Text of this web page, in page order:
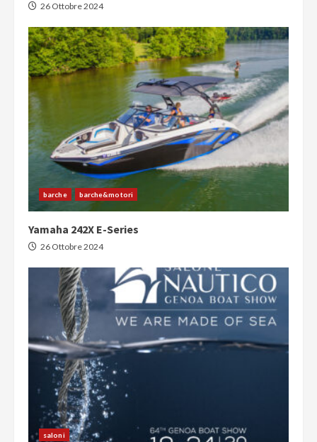
26 Ottobre 2024
barche barche&motori
Yamaha 242X E-Series
26 Ottobre 2024
saloni